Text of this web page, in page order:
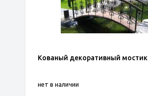
Кованый декоративный мостик
нет в наличии